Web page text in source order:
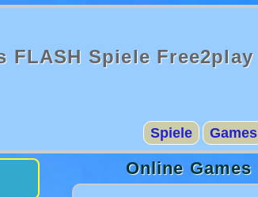
FLASH Spiele Free2play
Games
Spiele
Online Games